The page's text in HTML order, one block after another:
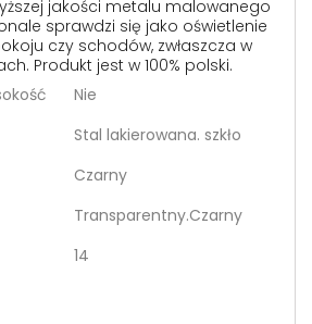
jakości metalu malowanego
sprawdzi się jako oświetlenie
czy schodów, zwłaszcza w
Produkt jest w 100% polski.
Nie
Stal lakierowana. szkło
Czarny
Transparentny.Czarny
14